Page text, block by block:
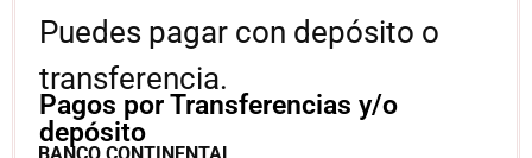
Puedes pagar con depósito o
transferencia.
BANCO CONTINENTAL
Pagos por Transferencias y/o
depósito